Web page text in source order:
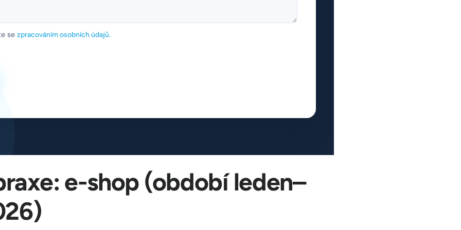
se zpracováním osobních údajů.
e-shop (období leden–